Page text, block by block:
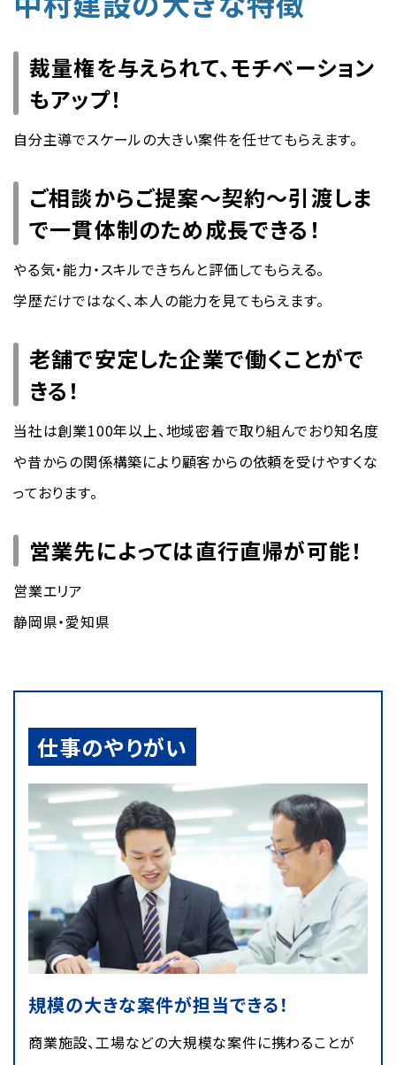
裁量権を与えられて、モチベーション
もアップ！
自分主導でスケールの大きい案件を任せてもらえます。
ご相談からご提案～契約～引渡しま
で一貫体制のため成長できる！
やる気・能力・スキルできちんと評価してもらえる。
学歴だけではなく、本人の能力を見てもらえます。
老舗で安定した企業で働くことがで
きる！
当社は創業100年以上、地域密着で取り組んでおり知名度
や昔からの関係構築により顧客からの依頼を受けやすくな
っております。
営業先によっては直行直帰が可能！
営業エリア
静岡県・愛知県
仕事のやりがい
規模の大きな案件が担当できる！
商業施設、工場などの大規模な案件に携わることが